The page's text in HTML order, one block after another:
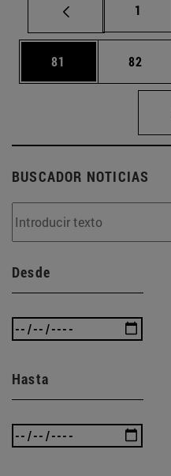
Página
1
Página
81 Página
82
BUSCADOR NOTICIAS
Desde
Hasta